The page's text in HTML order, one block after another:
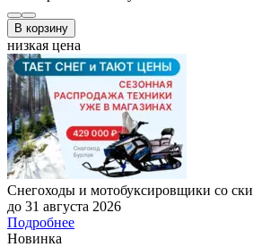
В корзину
низкая цена
Снегоходы и мотобуксировщики со
до 31 августа 2026
Подробнее
Новинка